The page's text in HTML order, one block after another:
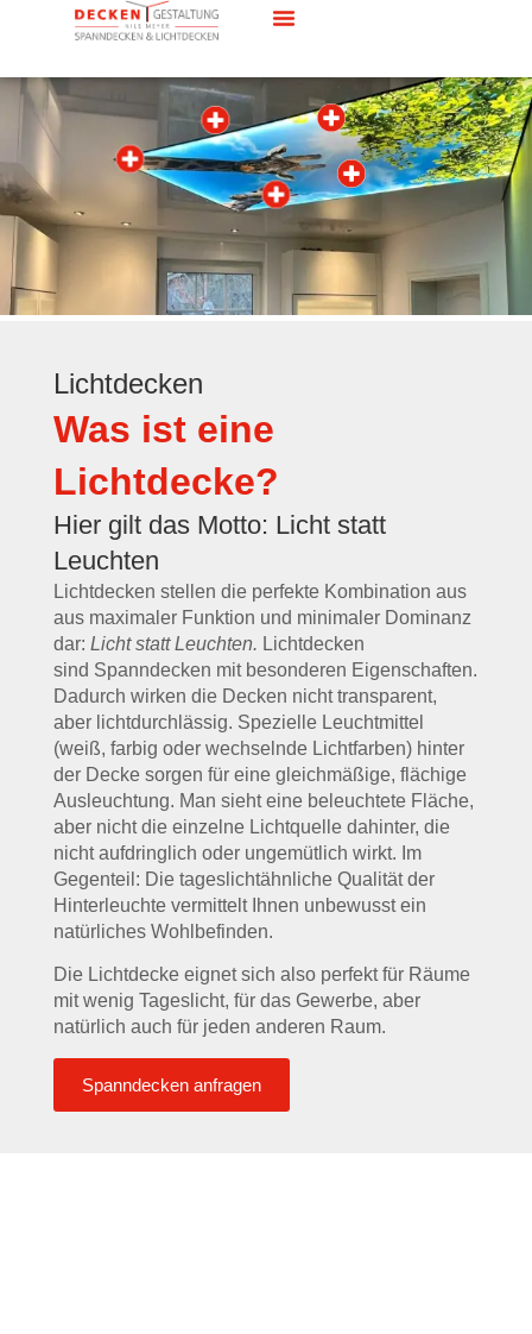
Lichtdecken
Was ist eine
Lichtdecke?
Hier gilt das Motto: Licht statt
Leuchten
Lichtdecken stellen die perfekte Kombination aus
aus maximaler Funktion und minimaler Dominanz
dar: Licht statt Leuchten. Lichtdecken
sind Spanndecken mit besonderen Eigenschaften.
Dadurch wirken die Decken nicht transparent,
aber lichtdurchlässig. Spezielle Leuchtmittel
(weiß, farbig oder wechselnde Lichtfarben) hinter
der Decke sorgen für eine gleichmäßige, flächige
Ausleuchtung. Man sieht eine beleuchtete Fläche,
aber nicht die einzelne Lichtquelle dahinter, die
nicht aufdringlich oder ungemütlich wirkt. Im
Gegenteil: Die tageslichtähnliche Qualität der
Hinterleuchte vermittelt Ihnen unbewusst ein
natürliches Wohlbefinden.
Die Lichtdecke eignet sich also perfekt für Räume
mit wenig Tageslicht, für das Gewerbe, aber
natürlich auch für jeden anderen Raum.
Spanndecken anfragen